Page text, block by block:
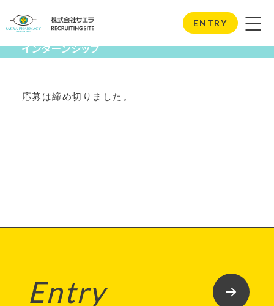
ENTRY
Internship
インターンシップ
応募は締め切りました。
Entry